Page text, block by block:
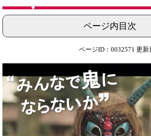
へ
ページ内目次
ページID：0032571 更新